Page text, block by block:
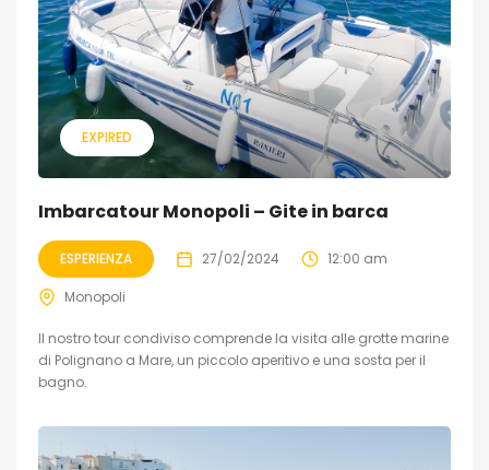
EXPIRED
Imbarcatour Monopoli – Gite in barca
ESPERIENZA 27/02/2024 12:00 am
Monopoli
Il nostro tour condiviso comprende la visita alle grotte marine
di Polignano a Mare, un piccolo aperitivo e una sosta per il
bagno.